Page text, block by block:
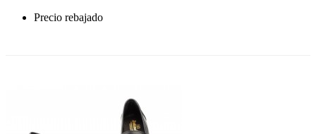
Precio rebajado